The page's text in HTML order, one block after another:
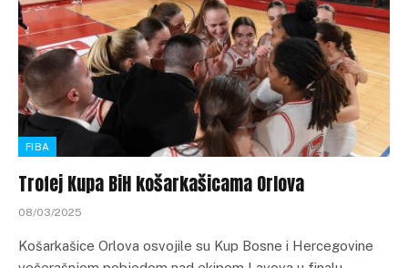
FIBA
Trofej Kupa BiH košarkašicama Orlova
08/03/2025
Košarkašice Orlova osvojile su Kup Bosne i Hercegovine